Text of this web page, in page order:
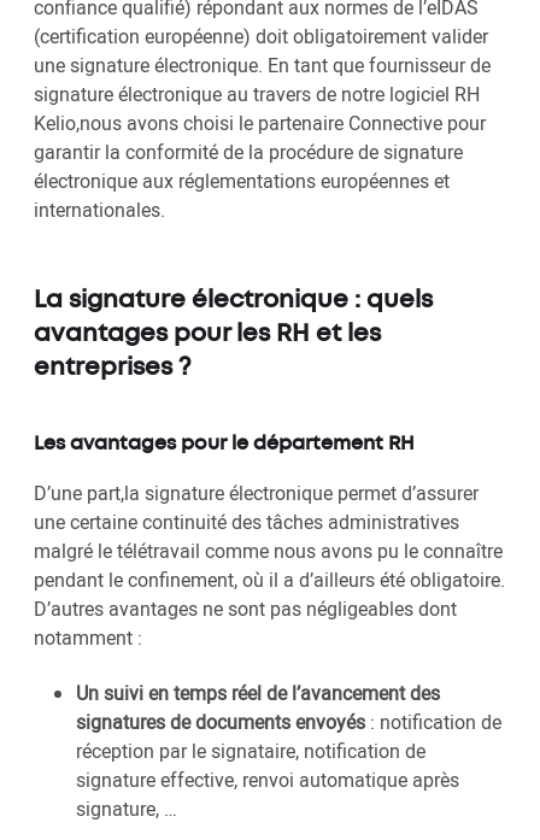
confiance qualifié) répondant aux normes de l’eIDAS
(certification européenne) doit obligatoirement valider
une signature électronique. En tant que fournisseur de
signature électronique au travers de notre logiciel RH
Kelio,nous avons choisi le partenaire Connective pour
garantir la conformité de la procédure de signature
électronique aux réglementations européennes et
internationales.
La signature électronique : quels
avantages pour les RH et les
entreprises ?
Les avantages pour le département RH
D’une part,la signature électronique permet d’assurer
une certaine continuité des tâches administratives
malgré le télétravail comme nous avons pu le connaître
pendant le confinement, où il a d’ailleurs été obligatoire.
D’autres avantages ne sont pas négligeables dont
notamment :
Un suivi en temps réel de l’avancement des
signatures de documents envoyés : notification de
réception par le signataire, notification de
signature effective, renvoi automatique après
signature, …